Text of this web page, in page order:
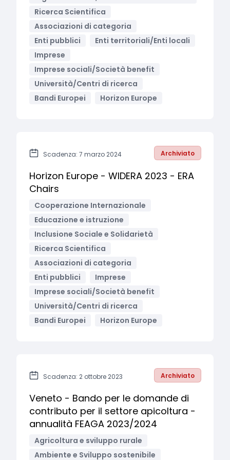
Ricerca Scientifica
Associazioni di categoria
Enti pubblici
Enti territoriali/Enti locali
Imprese
Imprese sociali/Società benefit
Università/Centri di ricerca
Bandi Europei
Horizon Europe
Scadenza: 7 marzo 2024 Archiviato
Horizon Europe - WIDERA 2023 - ERA
Chairs
Cooperazione Internazionale
Educazione e istruzione
Inclusione Sociale e Solidarietà
Ricerca Scientifica
Associazioni di categoria
Enti pubblici
Imprese
Imprese sociali/Società benefit
Università/Centri di ricerca
Bandi Europei
Horizon Europe
Scadenza: 2 ottobre 2023 Archiviato
Veneto - Bando per le domande di
contributo per il settore apicoltura -
annualità FEAGA 2023/2024
Agricoltura e sviluppo rurale
Ambiente e Sviluppo sostenibile